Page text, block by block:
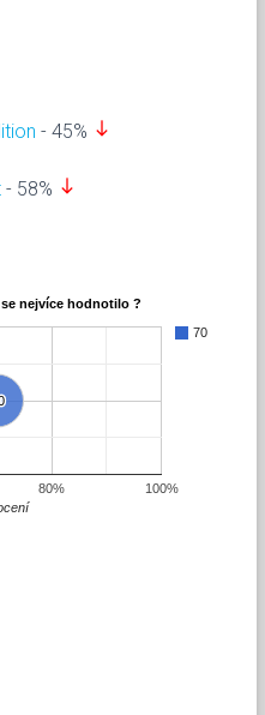
- 45% south
- 58% south
nejvíce hodnotilo ?
70
80% 100%